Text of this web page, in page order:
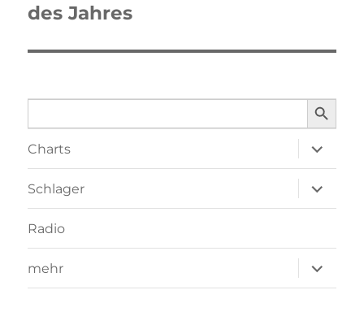
Beitrag:
des Jahres
Search
SEARCH
Charts
öffnen
Schlager
öffnen
Radio
mehr
öffnen